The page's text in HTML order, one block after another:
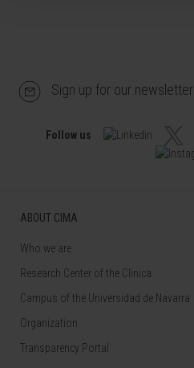
Sign up for our newsletter
Follow us
ABOUT CIMA
Who we are
Research Center of the Clinica
Campus of the Universidad de Navarra
Organization
Transparency Portal